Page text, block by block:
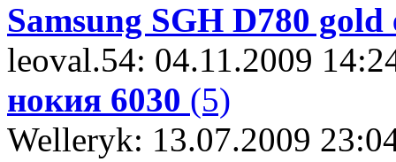
Samsung SGH D780
leoval.54: 04.11.2009
нокия 6030 (5)
Welleryk: 13.07.2009